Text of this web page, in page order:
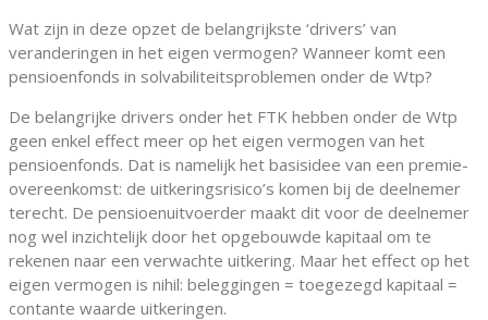
Wat zijn in deze opzet de belangrijkste ‘drivers’ van
veranderingen in het eigen vermogen? Wanneer komt een
pensioenfonds in solvabiliteitsproblemen onder de Wtp?
De belangrijke drivers onder het FTK hebben onder de Wtp
geen enkel effect meer op het eigen vermogen van het
pensioenfonds. Dat is namelijk het basisidee van een premie-
overeenkomst: de uitkeringsrisico’s komen bij de deelnemer
terecht. De pensioenuitvoerder maakt dit voor de deelnemer
nog wel inzichtelijk door het opgebouwde kapitaal om te
rekenen naar een verwachte uitkering. Maar het effect op het
eigen vermogen is nihil: beleggingen = toegezegd kapitaal =
contante waarde uitkeringen.